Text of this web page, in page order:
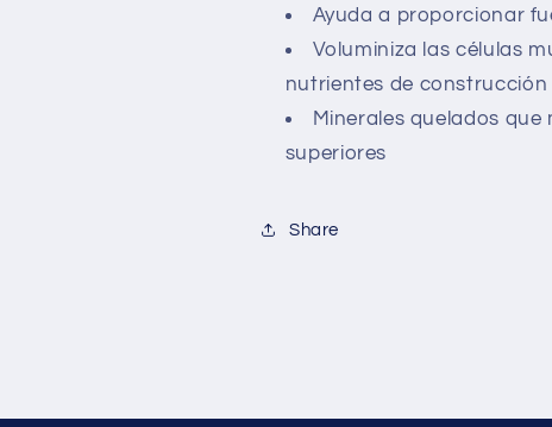
Ayuda a proporcionar
Voluminiza las células
nutrientes de construcción
Minerales quelados
superiores
Share